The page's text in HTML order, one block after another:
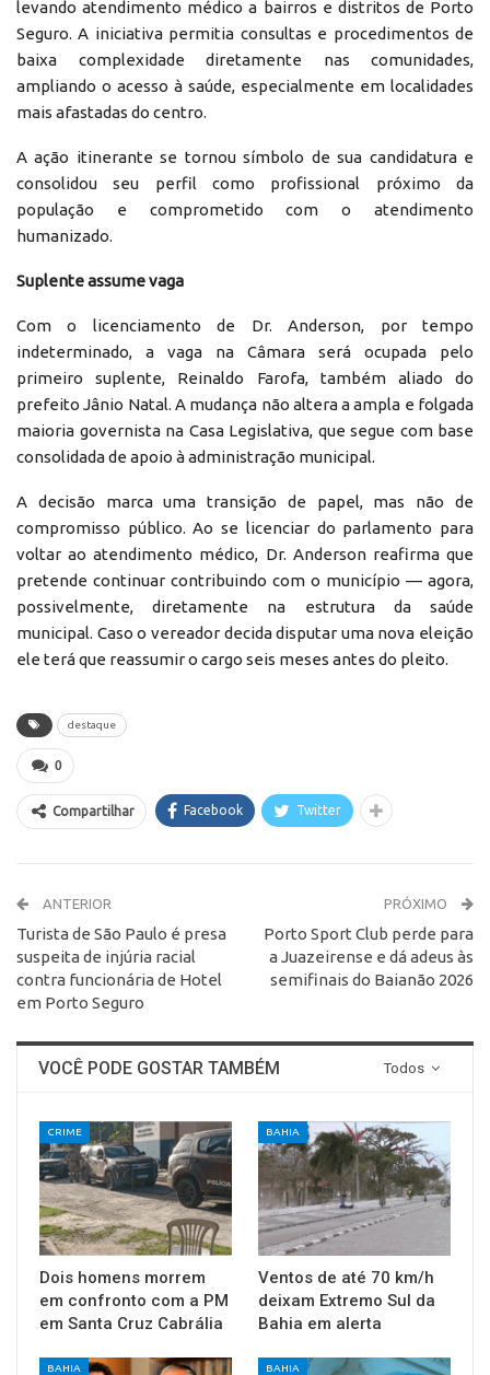
levando atendimento médico a bairros e distritos de Porto
Seguro. A iniciativa permitia consultas e procedimentos de
baixa complexidade diretamente nas comunidades,
ampliando o acesso à saúde, especialmente em localidades
mais afastadas do centro.
A ação itinerante se tornou símbolo de sua candidatura e
consolidou seu perfil como profissional próximo da
população e comprometido com o atendimento
humanizado.
Suplente assume vaga
Com o licenciamento de Dr. Anderson, por tempo
indeterminado, a vaga na Câmara será ocupada pelo
primeiro suplente, Reinaldo Farofa, também aliado do
prefeito Jânio Natal. A mudança não altera a ampla e folgada
maioria governista na Casa Legislativa, que segue com base
consolidada de apoio à administração municipal.
A decisão marca uma transição de papel, mas não de
compromisso público. Ao se licenciar do parlamento para
voltar ao atendimento médico, Dr. Anderson reafirma que
pretende continuar contribuindo com o município — agora,
possivelmente, diretamente na estrutura da saúde
municipal. Caso o vereador decida disputar uma nova eleição
ele terá que reassumir o cargo seis meses antes do pleito.
destaque
0
Compartilhar Facebook Twitter
ANTERIOR
Turista de São Paulo é presa
suspeita de injúria racial
contra funcionária de Hotel
em Porto Seguro
PRÓXIMO
Porto Sport Club perde para
a Juazeirense e dá adeus às
semifinais do Baianão 2026
Todos
VOCÊ PODE GOSTAR TAMBÉM
CRIME
Dois homens morrem
em confronto com a PM
em Santa Cruz Cabrália
BAHIA
Ventos de até 70 km/h
deixam Extremo Sul da
Bahia em alerta
BAHIA BAHIA